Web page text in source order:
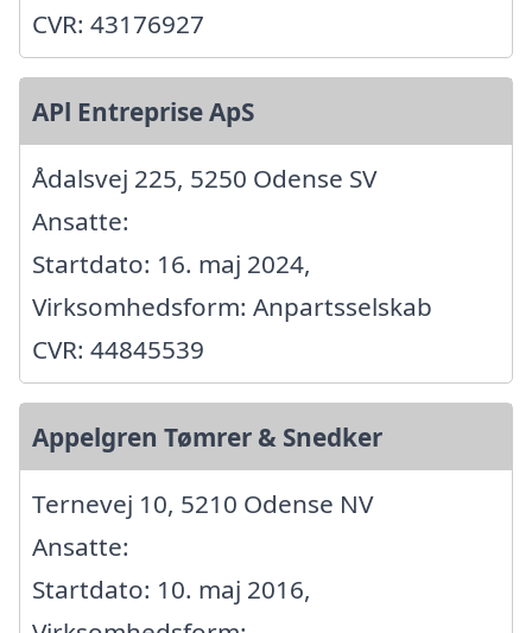
CVR: 43176927
APl Entreprise ApS
Ådalsvej 225, 5250 Odense SV
Ansatte:
Startdato: 16. maj 2024,
Virksomhedsform: Anpartsselskab
CVR: 44845539
Appelgren Tømrer & Snedker
Ternevej 10, 5210 Odense NV
Ansatte:
Startdato: 10. maj 2016,